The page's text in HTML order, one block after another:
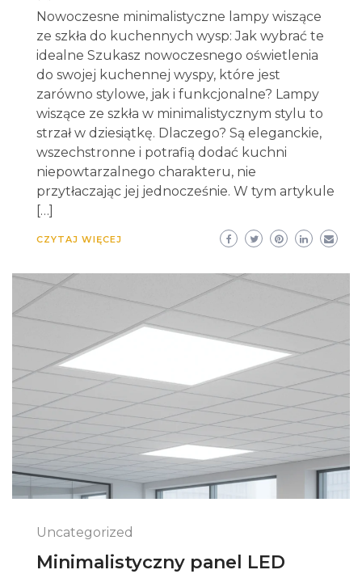
Nowoczesne minimalistyczne lampy wiszące
ze szkła do kuchennych wysp: Jak wybrać te
idealne Szukasz nowoczesnego oświetlenia
do swojej kuchennej wyspy, które jest
zarówno stylowe, jak i funkcjonalne? Lampy
wiszące ze szkła w minimalistycznym stylu to
strzał w dziesiątkę. Dlaczego? Są eleganckie,
wszechstronne i potrafią dodać kuchni
niepowtarzalnego charakteru, nie
przytłaczając jej jednocześnie. W tym artykule
[…]
CZYTAJ WIĘCEJ
Uncategorized
Minimalistyczny panel LED